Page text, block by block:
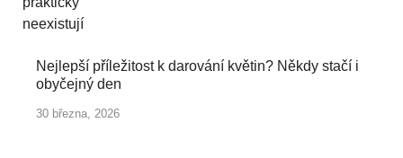
Nejlepší příležitost k darování květin? Někdy stačí i
obyčejný den
30 března, 2026